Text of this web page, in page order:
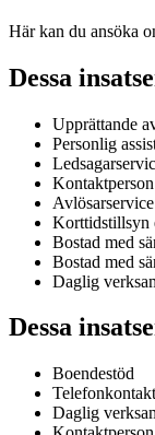
Här kan du ansöka
Dessa
Upprättande
Personlig
Kontaktperson
Avlösarservice
Korttidstillsyn
Bostad med
Bostad med
Daglig
Dessa
Boendestöd
Telefonkontakt
Daglig